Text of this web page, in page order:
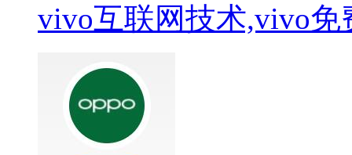
vivo互联网技术,vivo免